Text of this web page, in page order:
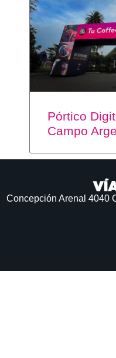
Pórtico
Campo
Concepción Arenal 4040